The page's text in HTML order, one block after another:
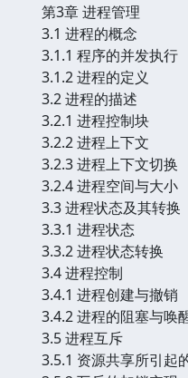
第3章 进程管理
3.1 进程的概念
3.1.1 程序的并发执行
3.1.2 进程的定义
3.2 进程的描述
3.2.1 进程控制块
3.2.2 进程上下文
3.2.3 进程上下文切换
3.2.4 进程空间与大小
3.3 进程状态及其转换
3.3.1 进程状态
3.3.2 进程状态转换
3.4 进程控制
3.4.1 进程创建与撤销
3.4.2 进程的阻塞与唤
3.5 进程互斥
3.5.1 资源共享所引起